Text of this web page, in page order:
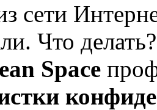
сети
Что
Space